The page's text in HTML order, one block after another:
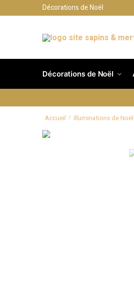
Décorations de Noël
Décorations de Noël
Accueil / Illuminations de Noël